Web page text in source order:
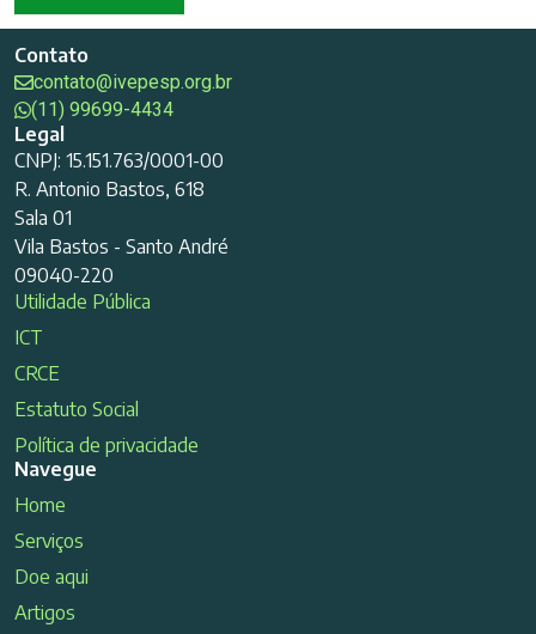
Contato
contato@ivepesp.org.br
(11) 99699-4434
Legal
CNPJ: 15.151.763/0001-00
R. Antonio Bastos, 618
Sala 01
Vila Bastos - Santo André
09040-220
Utilidade Pública
ICT
CRCE
Estatuto Social
Política de privacidade
Navegue
Home
Serviços
Doe aqui
Artigos